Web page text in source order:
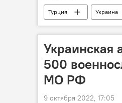
Турция Украина
Украинская
500
МО РФ
9 октября 2022, 17:05